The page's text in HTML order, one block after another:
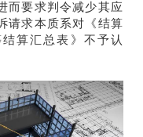
而要求判令减少其应
请求本质系对《结算
算汇总表》不予认